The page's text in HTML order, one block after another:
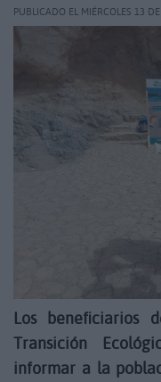
PUBLICADO EL MIÉRCOLES 13
Los beneficiarios
Transición
informar a la